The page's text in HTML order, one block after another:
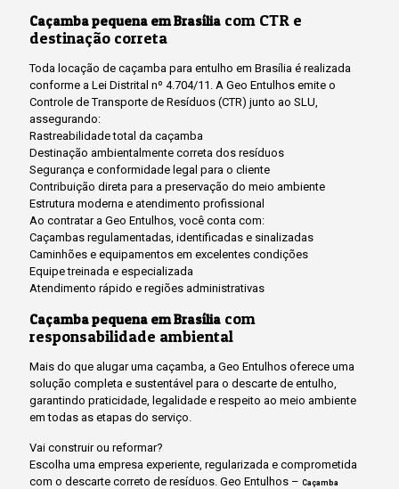
Caçamba pequena em Brasília com CTR e
destinação correta
Toda locação de caçamba para entulho em Brasília é realizada
conforme a Lei Distrital nº 4.704/11. A Geo Entulhos emite o
Controle de Transporte de Resíduos (CTR) junto ao SLU,
assegurando:
Rastreabilidade total da caçamba
Destinação ambientalmente correta dos resíduos
Segurança e conformidade legal para o cliente
Contribuição direta para a preservação do meio ambiente
Estrutura moderna e atendimento profissional
Ao contratar a Geo Entulhos, você conta com:
Caçambas regulamentadas, identificadas e sinalizadas
Caminhões e equipamentos em excelentes condições
Equipe treinada e especializada
Atendimento rápido e regiões administrativas
Caçamba pequena em Brasília com
responsabilidade ambiental
Mais do que alugar uma caçamba, a Geo Entulhos oferece uma
solução completa e sustentável para o descarte de entulho,
garantindo praticidade, legalidade e respeito ao meio ambiente
em todas as etapas do serviço.
Vai construir ou reformar?
Escolha uma empresa experiente, regularizada e comprometida
com o descarte correto de resíduos. Geo Entulhos – Caçamba